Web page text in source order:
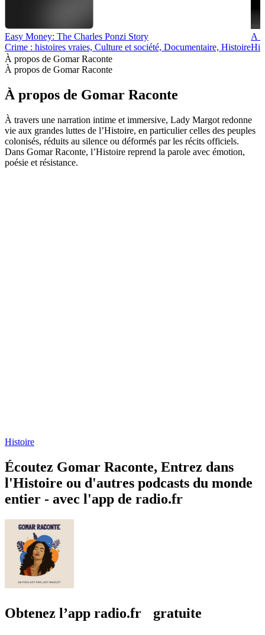
Easy Money: The Charles Ponzi Story
Crime : histoires vraies, Culture et société, Documentaire, Histoire
A
À propos de Gomar Raconte
À propos de Gomar Raconte
À propos de Gomar Raconte
À travers une narration intime et immersive, Lady Margot redonne
vie aux grandes luttes de l’Histoire, en particulier celles des peuples
colonisés, réduits au silence ou déformés par les récits officiels.
Dans Gomar Raconte, l’Histoire reprend la parole avec émotion,
poésie et résistance.
Histoire
Écoutez Gomar Raconte, Entrez dans
l'Histoire ou d'autres podcasts du monde
entier - avec l'app de radio.fr
Obtenez l’app radio.fr gratuite